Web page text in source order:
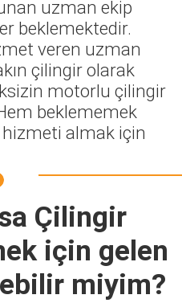
uzman ekip
beklemektedir.
veren uzman
çilingir olarak
motorlu çilingir
beklememek
almak için
Çilingir
için gelen
miyim?